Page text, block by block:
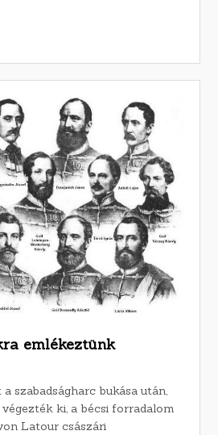
emlékeztünk
szabadságharc bukása után,
ki, a bécsi forradalom
Latour császári